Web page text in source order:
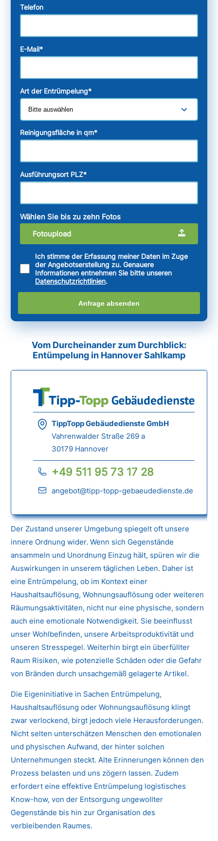
Telefon
E-Mail*
Art der Entrümpelung*
Reinigungsfläche in qm*
Ausführungsort PLZ*
Wählen Sie bis zu zehn Fotos
Fotoupload
Ich stimme der Erfassung meiner Daten im Zuge
der Angebotserstellung zu. Genauere
Informationen entnehmen Sie bitte unseren
Datenschutzrichtlinien.
Anfrage absenden
Vom Durcheinander zum Durchblick:
Entümpelung in Hannover Sahlkamp
TippTopp Gebäudedienste GmbH
Vahrenwalder Straße 269 a
30179 Hannover
+49 511 95 73 17 28
angebot@tipp-topp-gebaeudedienste.de
Der Zustand unserer Umgebung spiegelt oft unsere
innere Ordnung wider. Wenn sich Gegenstände
ansammeln und Unordnung Einzug hält, spüren wir die
Auswirkungen in unserem täglichen Leben. Daher ist
eine Entrümpelung, ob im Kontext einer
Haushaltsauflösung, Wohnungsauflösung oder weiteren
Räumungsaktivitäten, nicht nur eine physische, sondern
auch eine emotionale Notwendigkeit. Sie beeinflusst
unser Wohlbefinden, unsere Arbeitsproduktivität und
unseren Stresspegel. Weiterhin birgt ein überfüllter
Raum Risiken, wie potenzielle Schäden oder die Gefahr
von Bränden durch unsachgemäß gelagerte Artikel.
Die Eigeninitiative in Sachen Entrümpelung,
Haushaltsauflösung oder Wohnungsauflösung klingt
zwar verlockend, birgt jedoch viele Herausforderungen.
Nicht selten unterschätzen Menschen den emotionalen
und physischen Aufwand, der hinter solchen
Unternehmungen steckt. Alte Erinnerungen können den
Prozess belasten und uns zögern lassen. Zudem
erfordert eine effektive Entrümpelung logistisches
Know-how, von der Entsorgung ungewollter
Gegenstände bis hin zur Organisation des
verbleibenden Raumes.